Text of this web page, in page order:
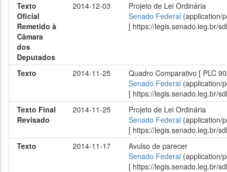
Texto
Oficial
Remetido à
Câmara
dos
Deputados
2014-12-03
Projeto de Lei Ordinária
Senado Federal (application/
[ https://legis.senado.leg.br/
Texto 2014-11-25
Quadro Comparativo [ PLC
Senado Federal (application/
[ https://legis.senado.leg.br/
Texto Final
Revisado
2014-11-25
Projeto de Lei Ordinária
Senado Federal (application/
[ https://legis.senado.leg.br/
Texto
2014-11-17
Avulso de parecer
Senado Federal (application/
[ https://legis.senado.leg.br/